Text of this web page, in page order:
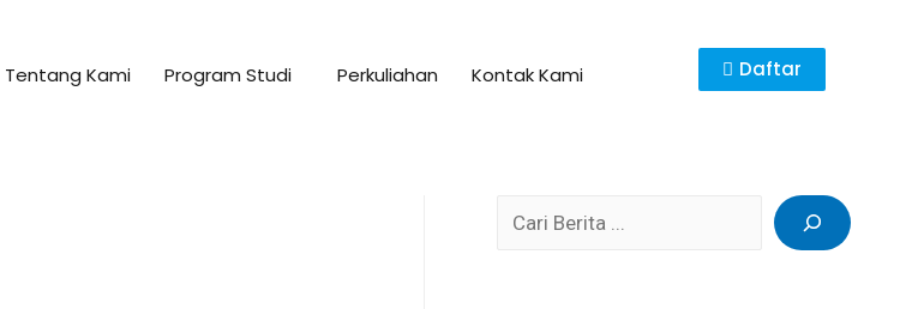
Tentang Kami Program Studi Perkuliahan Kontak Kami Daftar